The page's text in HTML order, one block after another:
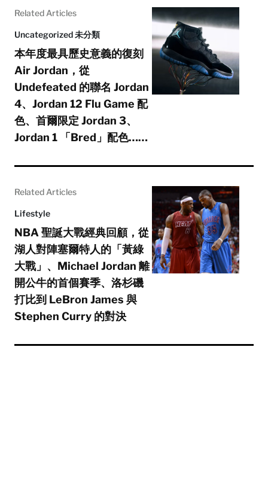
Related Articles
Uncategorized 未分類
本年度最具歷史意義的復刻
Air Jordan，從
Undefeated 的聯名 Jordan
4、Jordan 12 Flu Game 配
色、首爾限定 Jordan 3、
Jordan 1 「Bred」配色……
Related Articles
Lifestyle
NBA 聖誕大戰經典回顧，從
湖人對陣塞爾特人的「黃綠
大戰」、Michael Jordan 離
開公牛的首個賽季、洛杉磯
打比到 LeBron James 與
Stephen Curry 的對決